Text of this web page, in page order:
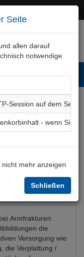
Seite
allen darauf
notwendige
Session auf dem Server
- wenn Sie
mehr anzeigen
Schließen
Armfrakturen
die
Versorgung wie
die Verplattung /